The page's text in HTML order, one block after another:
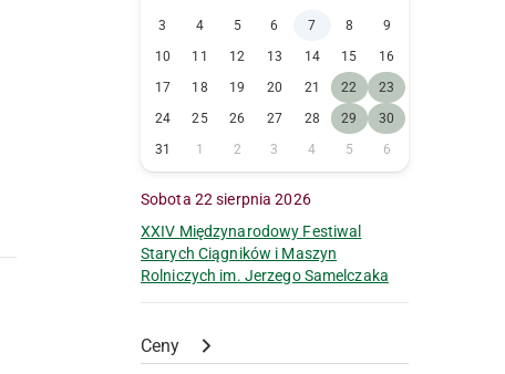
3
4 5 6 7 8
9
10
11 12 13 14 15
16
17
18 19 20 21 22
23
24
25 26 27 28 29
30
31
1 2 3 4 5 6
Sobota 22 sierpnia 2026
XXIV Międzynarodowy Festiwal
Starych Ciągników i Maszyn
Rolniczych im. Jerzego Samelczaka
Ceny